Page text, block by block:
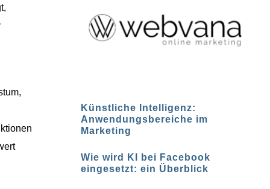
Künstliche Intelligenz:
Anwendungsbereiche im
Marketing
Wie wird KI bei Facebook
eingesetzt: ein Überblick